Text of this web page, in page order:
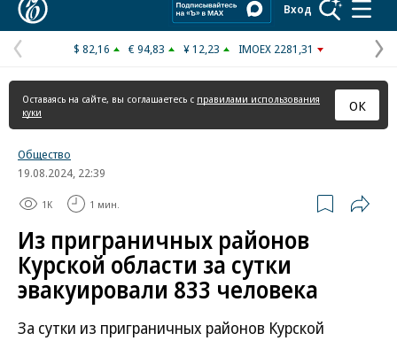
Вход
Предыдущая
страница
$ 82,16 € 94,83 ¥ 12,23 IMOEX 2281,31
Оставаясь на сайте, вы соглашаетесь с правилами использования
куки
ОК
Общество
19.08.2024, 22:39
1K 1 мин.
Из приграничных районов
Курской области за сутки
эвакуировали 833 человека
За сутки из приграничных районов Курской